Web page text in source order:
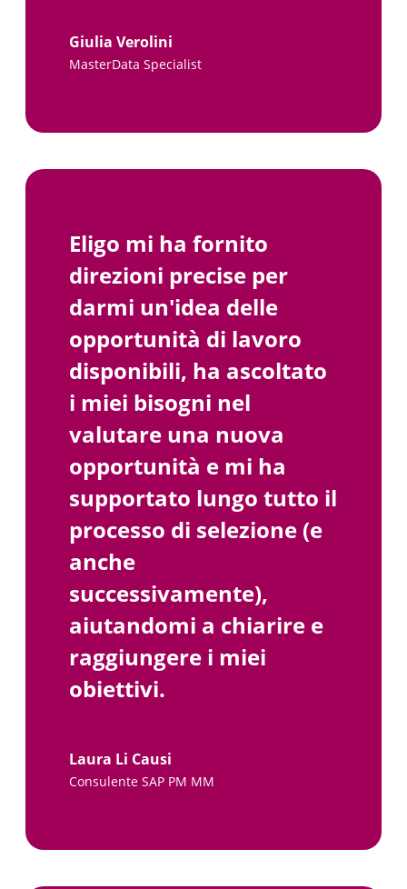
Giulia Verolini
MasterData Specialist
Eligo mi ha fornito
direzioni precise per
darmi un'idea delle
opportunità di lavoro
disponibili, ha ascoltato
i miei bisogni nel
valutare una nuova
opportunità e mi ha
supportato lungo tutto il
processo di selezione (e
anche
successivamente),
aiutandomi a chiarire e
raggiungere i miei
obiettivi.
Laura Li Causi
Consulente SAP PM MM